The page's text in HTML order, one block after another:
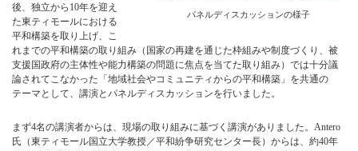
パネルディスカッションの様子
後、独立から10年を迎え
た東ティモールにおける
平和構築を取り上げ、こ
れまでの平和構築の取り組み（国家の再建を通じた枠組みや制度づくり、被
支援国政府の主体性や能力構築の問題に焦点を当てた取り組み）では十分議
論されてこなかった「地域社会やコミュニティからの平和構築」を共通の
テーマとして、講演とパネルディスカッションを行いました。
まず4名の講演者からは、現場の取り組みに基づく講演がありました。Antero
氏（東ティモール国立大学教授／平和紛争研究センター長）からは、約40年